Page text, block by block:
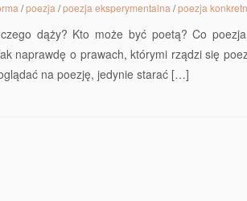
/poezja /poezja eksperymentalna /poezja
dąży? Kto może być poetą? Co
naprawdę o prawach, którymi rządzi się
na poezję, jedynie starać […]